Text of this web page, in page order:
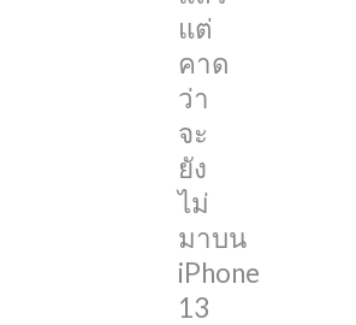
แต่
คาด
ว่า
จะ
ยัง
ไม่
มาบน
iPhone
13
เป็น
ครั้ง
แรก
เรา
ก็
มัก
จะ
ได้ยิน
ข่าว